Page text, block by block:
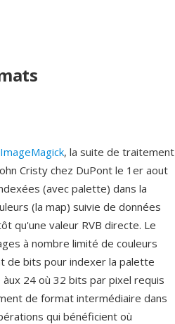
ImageMagick, la suite de traitement
Cristy chez DuPont le 1er aout
(avec palette) dans la
(la map) suivie de données
qu'une valeur RVB directe. Le
à nombre limité de couleurs
de bits pour indexer la palette
24 où 32 bits par pixel requis
de format intermédiaire dans
qui bénéficient où